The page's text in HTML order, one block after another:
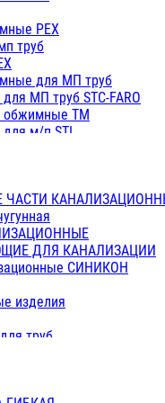
белые
ПП белые
ППс металл.белые
RT
водопровод белые
водопровод серые
с металл. серые
ПП (серые)
ПП белые
ПП (белые)
ПП с металлом белые
PEX
труб
для МП труб
МП труб STC-FARO
обжимные ТМ
для м/п STI
МП труб TITAN
ЧАСТИ
ДЛЯ КАНАЛИЗАЦИИ
СИНИКОН
изделия
труб